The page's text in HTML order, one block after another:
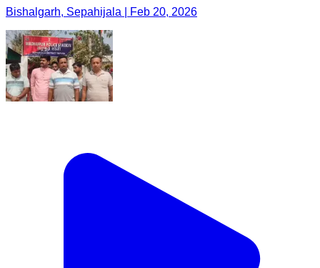
Bishalgarh, Sepahijala | Feb 20, 2026